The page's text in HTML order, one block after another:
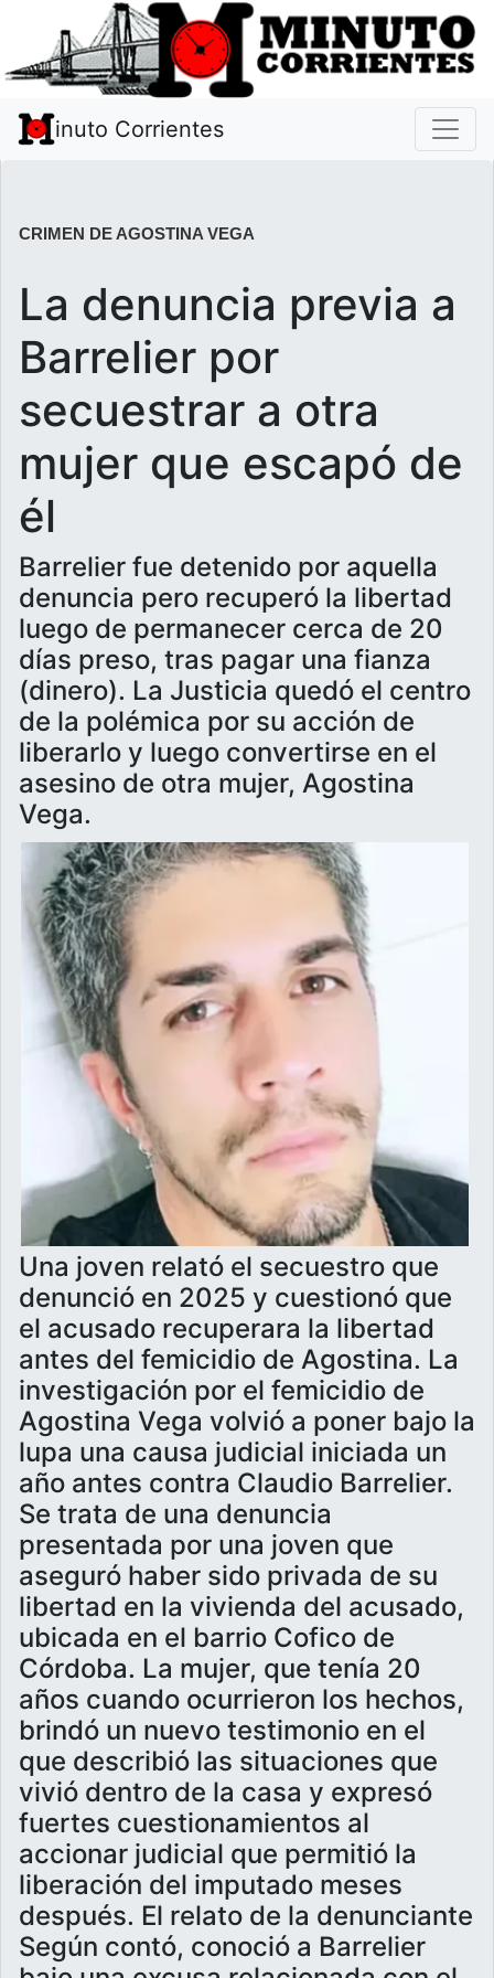
inuto Corrientes
CRIMEN DE AGOSTINA VEGA
La denuncia previa a
Barrelier por
secuestrar a otra
mujer que escapó de
él
Barrelier fue detenido por aquella
denuncia pero recuperó la libertad
luego de permanecer cerca de 20
días preso, tras pagar una fianza
(dinero). La Justicia quedó el centro
de la polémica por su acción de
liberarlo y luego convertirse en el
asesino de otra mujer, Agostina
Vega.
Una joven relató el secuestro que
denunció en 2025 y cuestionó que
el acusado recuperara la libertad
antes del femicidio de Agostina. La
investigación por el femicidio de
Agostina Vega volvió a poner bajo la
lupa una causa judicial iniciada un
año antes contra Claudio Barrelier.
Se trata de una denuncia
presentada por una joven que
aseguró haber sido privada de su
libertad en la vivienda del acusado,
ubicada en el barrio Cofico de
Córdoba. La mujer, que tenía 20
años cuando ocurrieron los hechos,
brindó un nuevo testimonio en el
que describió las situaciones que
vivió dentro de la casa y expresó
fuertes cuestionamientos al
accionar judicial que permitió la
liberación del imputado meses
después. El relato de la denunciante
Según contó, conoció a Barrelier